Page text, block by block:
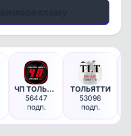
ЧП ТОЛЬЯТТИ
56447
подп.
ТОЛЬЯТТИ
53098
подп.